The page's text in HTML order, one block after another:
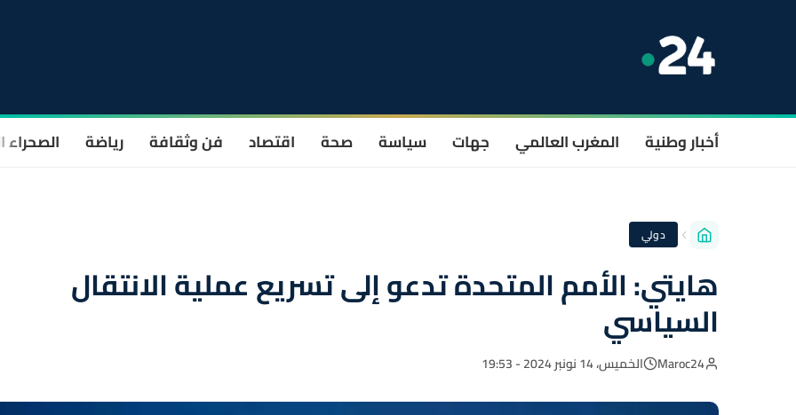
أخبار وطنية المغرب العالمي جهات سياسة صحة اقتصاد فن وثقافة رياضة الصحراء
دولي
هايتي: الأمم المتحدة تدعو إلى تسريع عملية الانتقال
السياسي
Maroc24 الخميس، 14 نونبر 2024 - 19:53